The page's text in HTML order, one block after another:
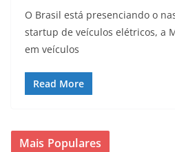
O Brasil está presenciando o
startup de veículos elétricos, a
em veículos
Read More
Mais Populares